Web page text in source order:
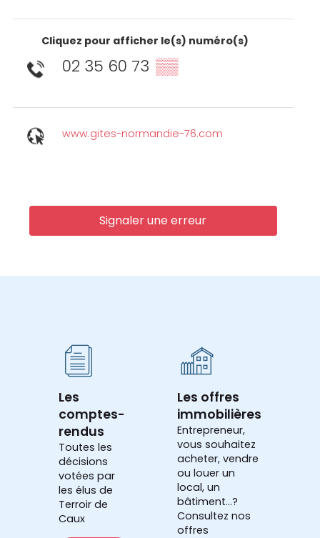
Cliquez pour afficher le(s) numéro(s)
02 35 60 73 ▒▒
www.gites-normandie-76.com
Signaler une erreur
Les
comptes-
rendus
Toutes les
décisions
votées par
les élus de
Terroir de
Caux
Les offres
immobilières
Entrepreneur,
vous souhaitez
acheter, vendre
ou louer un
local, un
bâtiment...?
Consultez nos
offres